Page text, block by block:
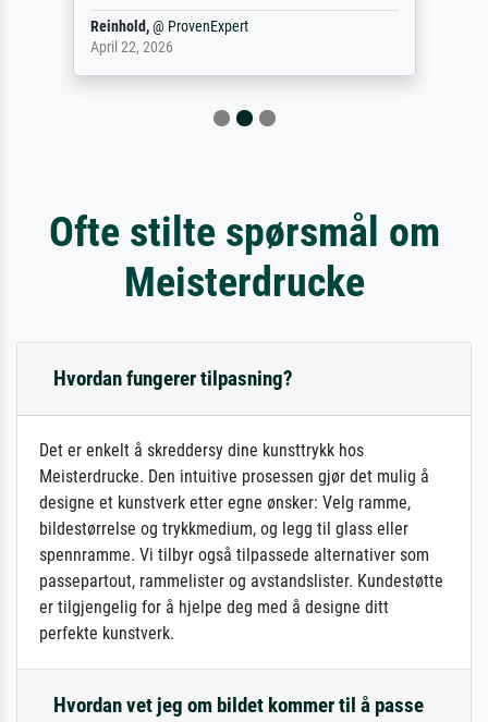
Reinhold,@ ProvenExpert
April 22, 2026
Ofte stilte spørsmål om
Meisterdrucke
Hvordan fungerer tilpasning?
Det er enkelt å skreddersy dine kunsttrykk hos
Meisterdrucke. Den intuitive prosessen gjør det mulig å
designe et kunstverk etter egne ønsker: Velg ramme,
bildestørrelse og trykkmedium, og legg til glass eller
spennramme. Vi tilbyr også tilpassede alternativer som
passepartout, rammelister og avstandslister. Kundestøtte
er tilgjengelig for å hjelpe deg med å designe ditt
perfekte kunstverk.
Hvordan vet jeg om bildet kommer til å passe